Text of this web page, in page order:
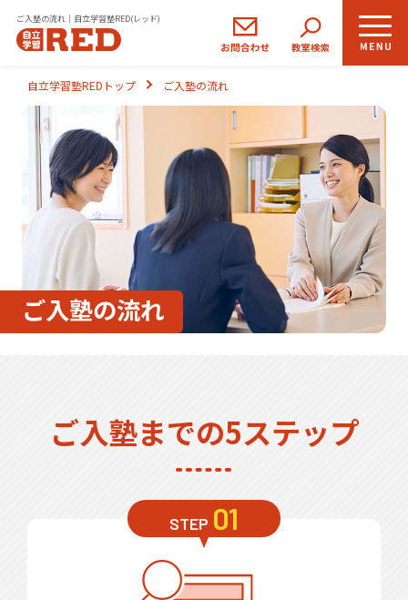
ご入塾の流れ｜自立学習塾RED(レッド)
小学生
中学生
コース
コース
REDの思い
自立学習とは
ご入塾のながれ
生徒さま・保護者さまの声
無料体験
無料体験後そのままのご入塾で
入塾金
無料体験の
お問合わせは
自立学習塾REDトップ ご入塾の流れ
ご入塾の流れ
ご入塾までの5ステップ
STEP 01